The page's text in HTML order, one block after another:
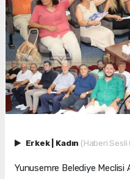
Erkek Kadın (Haberi Sesli
Yunusemre Belediye Meclisi